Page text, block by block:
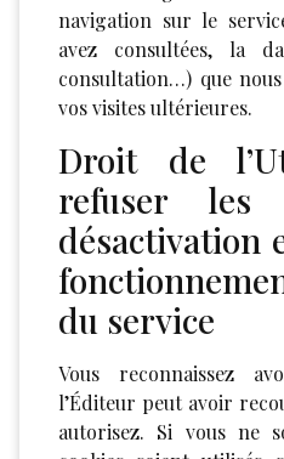
navigation sur le
avez consultées, la
consultation…) que
vos visites ultérieures.
Droit de
refuser les
désactivation
du service
Vous reconnaissez
l’Éditeur peut avoir
autorisez. Si vous ne